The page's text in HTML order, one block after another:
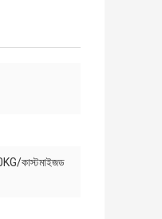
কাস্টমাইজড